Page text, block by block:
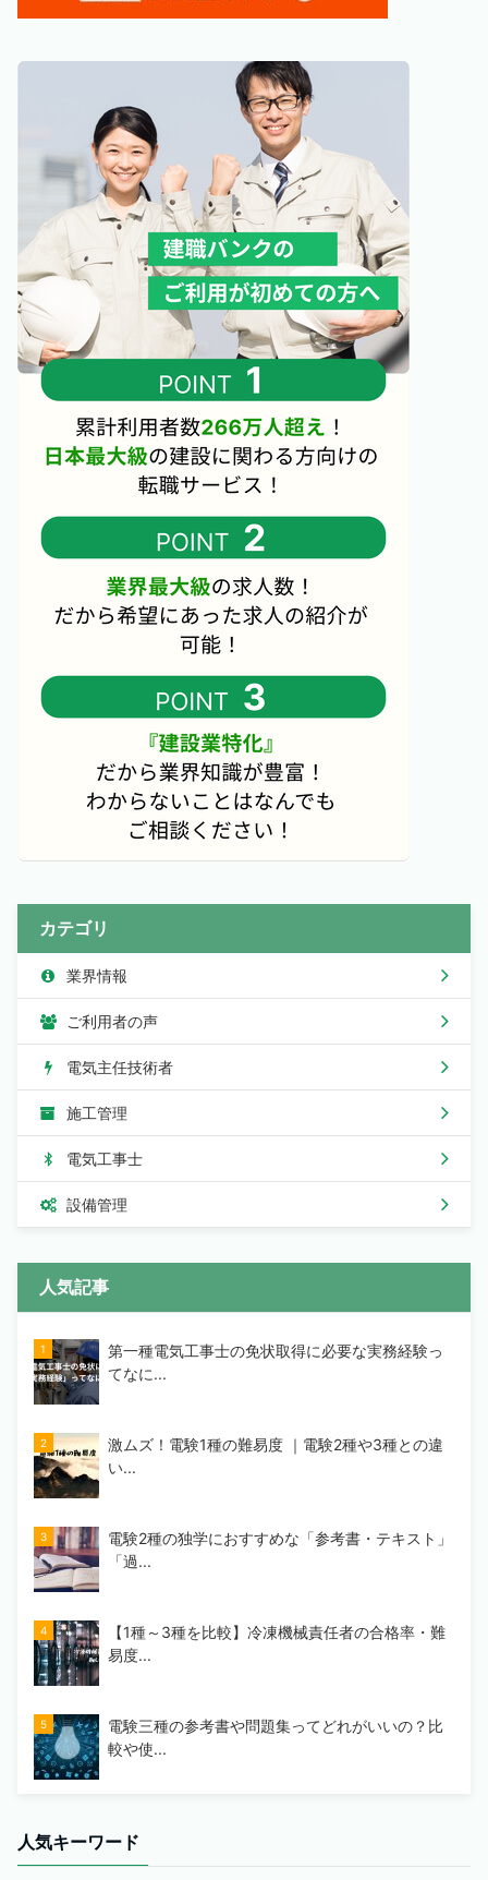
カテゴリ
業界情報
ご利用者の声
電気主任技術者
施工管理
電気工事士
設備管理
人気記事
第一種電気工事士の免状取得に必要な実務経験っ
てなに...
激ムズ！電験1種の難易度 ｜電験2種や3種との違
い...
電験2種の独学におすすめな「参考書・テキスト」
「過...
【1種～3種を比較】冷凍機械責任者の合格率・難
易度...
電験三種の参考書や問題集ってどれがいいの？比
較や使...
人気キーワード